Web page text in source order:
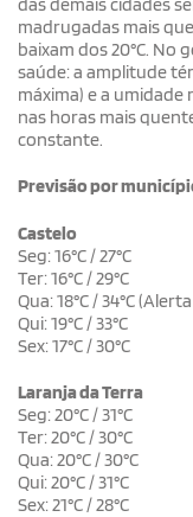
madrugadas mais
baixam dos 20°C. No
saúde: a amplitude
máxima) e a umidade
nas horas mais
constante.
Previsão por município
Castelo
Seg: 16°C / 27°C
Ter: 16°C / 29°C
Qua: 18°C / 34°C
Qui: 19°C / 33°C
Sex: 17°C / 30°C
Laranja da Terra
Seg: 20°C / 31°C
Ter: 20°C / 30°C
Qua: 20°C / 30°C
Qui: 20°C / 31°C
Sex: 21°C / 28°C